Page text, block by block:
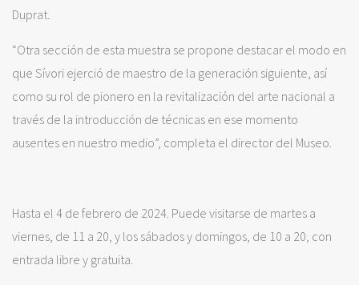
Duprat.
“Otra sección de esta muestra se propone destacar el modo en
que Sívori ejerció de maestro de la generación siguiente, así
como su rol de pionero en la revitalización del arte nacional a
través de la introducción de técnicas en ese momento
ausentes en nuestro medio”, completa el director del Museo.
Hasta el 4 de febrero de 2024. Puede visitarse de martes a
viernes, de 11 a 20, y los sábados y domingos, de 10 a 20, con
entrada libre y gratuita.